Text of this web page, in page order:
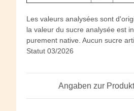
Les valeurs analysées sont
la valeur du sucre analysée est
purement native. Aucun sucre
Statut 03/2026
Angaben zur